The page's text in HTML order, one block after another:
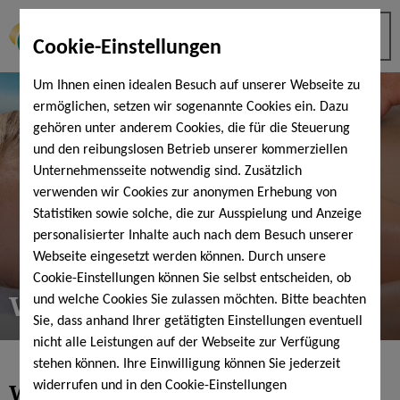
Cookie-Einstellungen
Um Ihnen einen idealen Besuch auf unserer Webseite zu
ermöglichen, setzen wir sogenannte Cookies ein. Dazu
gehören unter anderem Cookies, die für die Steuerung
und den reibungslosen Betrieb unserer kommerziellen
Unternehmensseite notwendig sind. Zusätzlich
verwenden wir Cookies zur anonymen Erhebung von
Statistiken sowie solche, die zur Ausspielung und Anzeige
personalisierter Inhalte auch nach dem Besuch unserer
Webseite eingesetzt werden können. Durch unsere
Cookie-Einstellungen können Sie selbst entscheiden, ob
und welche Cookies Sie zulassen möchten. Bitte beachten
Sie, dass anhand Ihrer getätigten Einstellungen eventuell
nicht alle Leistungen auf der Webseite zur Verfügung
stehen können. Ihre Einwilligung können Sie jederzeit
widerrufen und in den Cookie-Einstellungen
Wellness & Physiotherapie
Wellness. Wohlbefinden.